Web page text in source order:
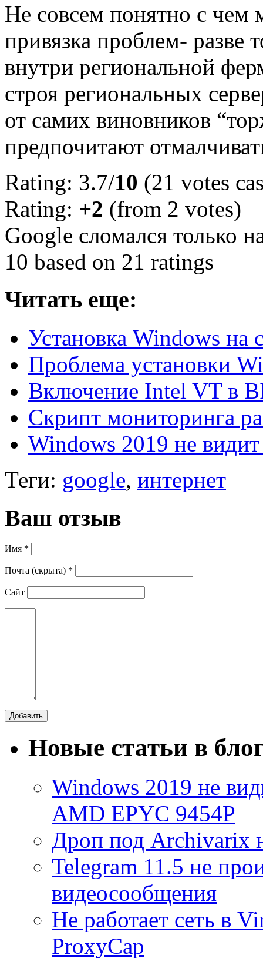
Не совсем понятно с чем
привязка проблем- разве
внутри региональной
строя региональных
от самих виновников
предпочитают
Rating: 3.7/10 (21 votes
Rating: +2 (from 2 votes)
Google сломался только
10 based on 21 ratings
Читать еще:
Установка Windows на
Проблема установки
Включение Intel VT в
Скрипт мониторинга
Windows 2019 не
Теги: google, интернет
Ваш отзыв
Имя *
Почта (скрыта) *
Сайт
Новые статьи в
Windows 2019 не
AMD EPYC 9454P
Дроп под Archivarix
Telegram 11.5 не
видеосообщения
Не работает сеть в
ProxyCap